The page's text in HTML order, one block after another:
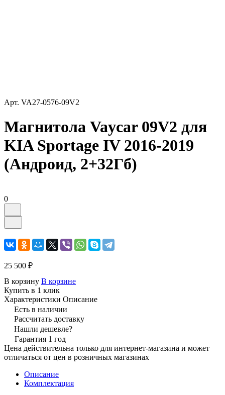
Арт. VA27-0576-09V2
Магнитола Vaycar 09V2 для
KIA Sportage IV 2016-2019
(Андроид, 2+32Гб)
0
25 500 ₽
В корзину В корзине
Купить в 1 клик
Характеристики Описание
Есть в наличии
Рассчитать доставку
Нашли дешевле?
Гарантия 1 год
Цена действительна только для интернет-магазина и может
отличаться от цен в розничных магазинах
Описание
Комплектация